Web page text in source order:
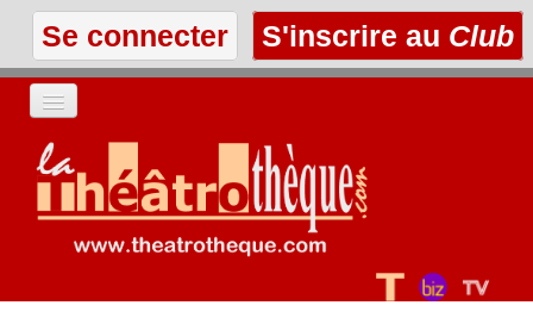
Se connecter S'inscrire au Club
ACCUEIL
LES TEXTES